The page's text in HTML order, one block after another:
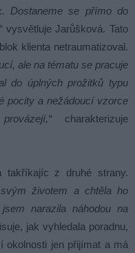
Dostaneme se přímo do
vysvětluje Jarůšková. Tato
klienta netraumatizoval.
ale na tématu se pracuje
do úplných prožitků typu
pocity a nežádoucí vzorce
charakterizuje
takříkajíc z druhé strany.
životem a chtěla ho
narazila náhodou na
jak vyhledala poradnu,
okolnosti jen přijímat a má